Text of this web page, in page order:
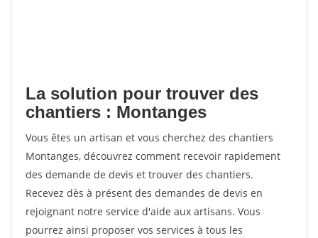
La solution pour trouver des
chantiers : Montanges
Vous êtes un artisan et vous cherchez des chantiers
Montanges, découvrez comment recevoir rapidement
des demande de devis et trouver des chantiers.
Recevez dès à présent des demandes de devis en
rejoignant notre service d'aide aux artisans. Vous
pourrez ainsi proposer vos services à tous les